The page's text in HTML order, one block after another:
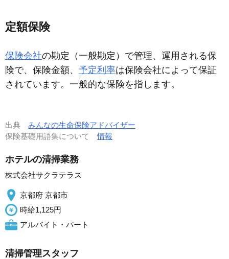
定額保険
保険会社の勘定（一般勘定）で管理、運用される保
険で、保険金額、 予定利率は保険会社によって保証
されています。一般的な保険を指します。
出典 みんなの生命保険アドバイザー
保険基礎用語集について情報
ホテルの清掃業務
株式会社サクラテラス
京都府 京都市
時給1,125円
アルバイト・パート
清掃管理スタッフ